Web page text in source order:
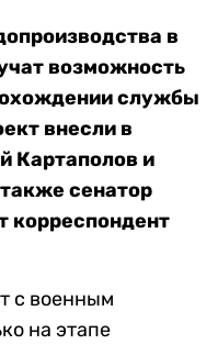
в
возможность
службы
внесли в
Картаполов и
сенатор
корреспондент
с военным
на этапе